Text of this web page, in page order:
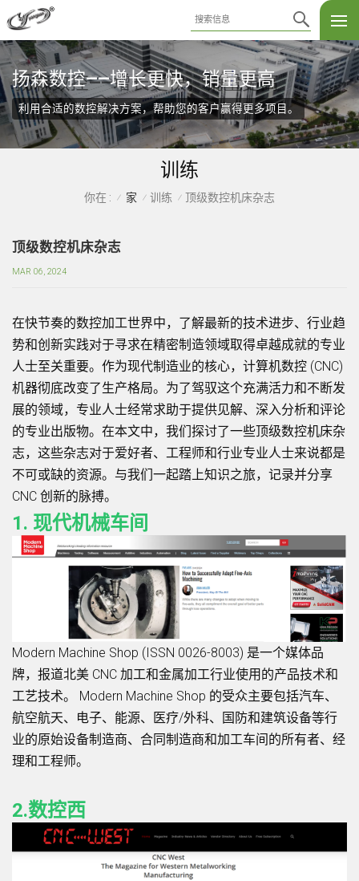
扬森数控——增长更快，销量更高
利用合适的数控解决方案，帮助您的客户赢得更多项目。
训练
你在 : / 家 / 训练 / 顶级数控机床杂志
顶级数控机床杂志
MAR 06, 2024
在快节奏的数控加工世界中，了解最新的技术进步、行业趋
势和创新实践对于寻求在精密制造领域取得卓越成就的专业
人士至关重要。作为现代制造业的核心，计算机数控 (CNC)
机器彻底改变了生产格局。为了驾驭这个充满活力和不断发
展的领域，专业人士经常求助于提供见解、深入分析和评论
的专业出版物。在本文中，我们探讨了一些顶级数控机床杂
志，这些杂志对于爱好者、工程师和行业专业人士来说都是
不可或缺的资源。与我们一起踏上知识之旅，记录并分享
CNC 创新的脉搏。
1. 现代机械车间
Modern Machine Shop (ISSN 0026-8003) 是一个媒体品
牌，报道北美 CNC 加工和金属加工行业使用的产品技术和
工艺技术。 Modern Machine Shop 的受众主要包括汽车、
航空航天、电子、能源、医疗/外科、国防和建筑设备等行
业的原始设备制造商、合同制造商和加工车间的所有者、经
理和工程师。
2.数控西